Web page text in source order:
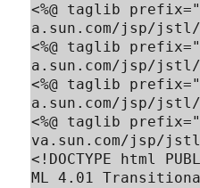
<%@ taglib
a.sun.com/jsp/jstl/
<%@ taglib
a.sun.com/jsp/jstl/
<%@ taglib
a.sun.com/jsp/jstl/
<%@ taglib
va.sun.com/jsp/
<!DOCTYPE html
ML 4.01